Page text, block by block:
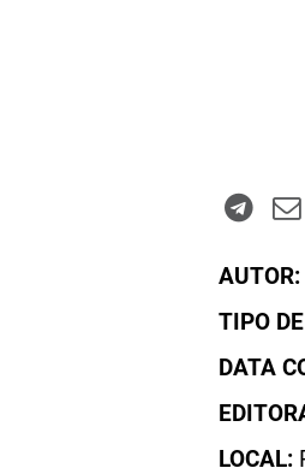
AUTOR:
TIPO
DATA
LOCAL: